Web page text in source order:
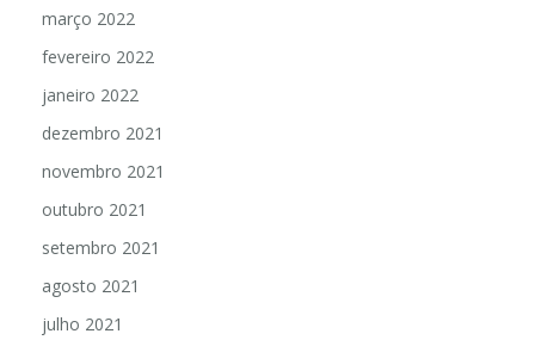
março 2022
fevereiro 2022
janeiro 2022
dezembro 2021
novembro 2021
outubro 2021
setembro 2021
agosto 2021
julho 2021